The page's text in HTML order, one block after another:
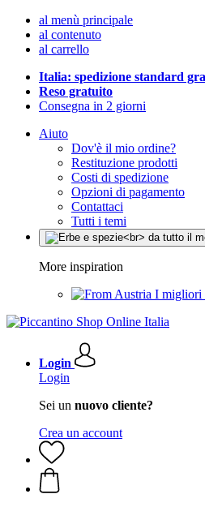
al menù principale
al contenuto
al carrello
Italia: spedizione standard
Reso gratuito
Consegna in 2 giorni
Aiuto
Dov'è il mio ordine?
Restituzione prodotti
Costi di spedizione
Opzioni di pagamento
Contattaci
Tutti i temi
More inspiration
I migliori
Login
Login
Sei un nuovo cliente?
Crea un account